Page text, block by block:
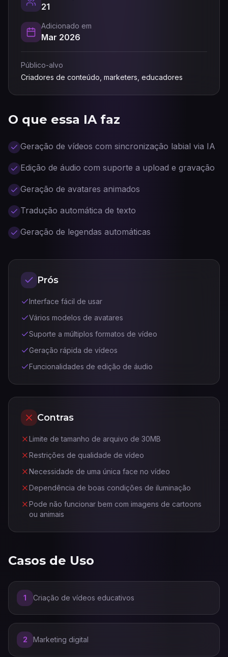
O que essa IA faz
Geração de vídeos com sincronização labial via IA
Edição de áudio com suporte a upload e gravação
Geração de avatares animados
Tradução automática de texto
Geração de legendas automáticas
Prós
Interface fácil de usar
Vários modelos de avatares
Suporte a múltiplos formatos de vídeo
Geração rápida de vídeos
Funcionalidades de edição de áudio
Contras
Limite de tamanho de arquivo de 30MB
Restrições de qualidade de vídeo
Necessidade de uma única face no vídeo
Dependência de boas condições de iluminação
Pode não funcionar bem com imagens de cartoons
ou animais
Casos de Uso
1 Criação de vídeos educativos
2 Marketing digital
21
Adicionado em
Mar 2026
Público-alvo
Criadores de conteúdo, marketers, educadores